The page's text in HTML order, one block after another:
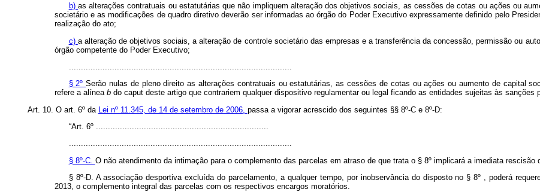
b) as alterações contratuais ou estatutárias que não impliquem alteração dos objetivos sociais, as cessões de cotas ou ações ou
societário e as modificações de quadro diretivo deverão ser informadas ao órgão do Poder Executivo expressamente definido pelo
realização do ato;
c) a alteração de objetivos sociais, a alteração de controle societário das empresas e a transferência da concessão, permissão ou
órgão competente do Poder Executivo;
.............................................................................................
§ 2ºSerão nulas de pleno direito as alterações contratuais ou estatutárias, as cessões de cotas ou ações ou aumento de capital
refere a alínea b do caput deste artigo que contrariem qualquer dispositivo regulamentar ou legal ficando as entidades sujeitas às sanções
Art. 10. O art. 6º da
Lei nº 11.345, de 14 de setembro de 2006, passa a vigorar acrescido dos seguintes §§ 8º-C e 8º-D:
“Art. 6º ........................................................................
.............................................................................................
§ 8º-C. O não atendimento da intimação para o complemento das parcelas em atraso de que trata o § 8º implicará a imediata rescisão
§ 8º-D. A associação desportiva excluída do parcelamento, a qualquer tempo, por inobservância do disposto no § 8º , poderá
2013, o complemento integral das parcelas com os respectivos encargos moratórios.